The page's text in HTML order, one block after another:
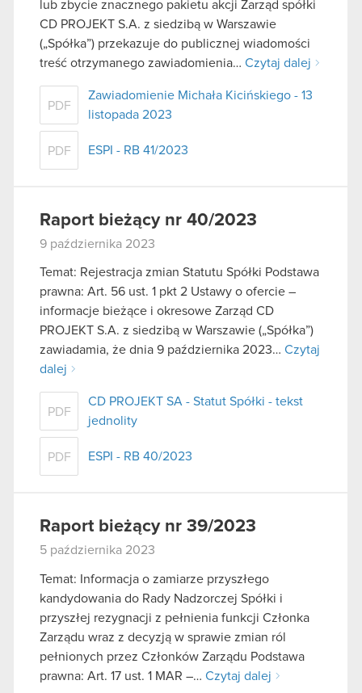
lub zbycie znacznego pakietu akcji Zarząd spółki
CD PROJEKT S.A. z siedzibą w Warszawie
(„Spółka”) przekazuje do publicznej wiadomości
treść otrzymanego zawiadomienia… Czytaj dalej
PDF
Zawiadomienie Michała Kicińskiego - 13
listopada 2023
PDF ESPI - RB 41/2023
Raport bieżący nr 40/2023
9 października 2023
Temat: Rejestracja zmian Statutu Spółki Podstawa
prawna: Art. 56 ust. 1 pkt 2 Ustawy o ofercie –
informacje bieżące i okresowe Zarząd CD
PROJEKT S.A. z siedzibą w Warszawie („Spółka”)
zawiadamia, że dnia 9 października 2023… Czytaj
dalej
PDF
CD PROJEKT SA - Statut Spółki - tekst
jednolity
PDF ESPI - RB 40/2023
Raport bieżący nr 39/2023
5 października 2023
Temat: Informacja o zamiarze przyszłego
kandydowania do Rady Nadzorczej Spółki i
przyszłej rezygnacji z pełnienia funkcji Członka
Zarządu wraz z decyzją w sprawie zmian ról
pełnionych przez Członków Zarządu Podstawa
prawna: Art. 17 ust. 1 MAR –… Czytaj dalej